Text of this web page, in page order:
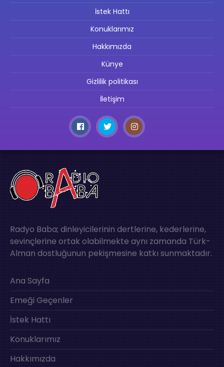
İstek Hattı
Konuklarımız
Hakkımızda
Künye
Gizlilik politikası
İletişim
Radyo Baba; dinleyicilerinin dertlerine, kederlerine,
sevinçlerine ortak olabilmekte aynı zamanda Türk-
Alman dostluğunun pekişmesine katkı sunmaktadır.
Ana Sayfa
Emeği Geçenler
İstek Hattı
Konuklarımız
Hakkımızda